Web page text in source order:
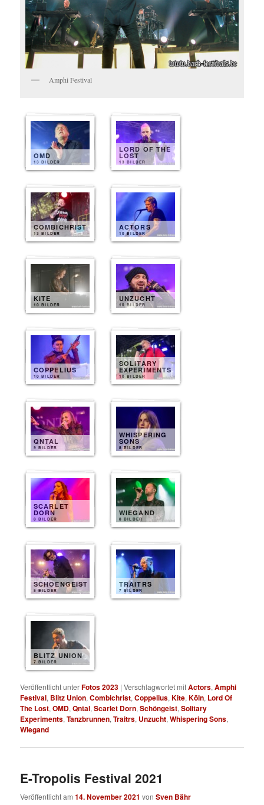
Amphi Festival
OMD
13 BILDER
LORD OF THE
LOST
13 BILDER
COMBICHRIST
13 BILDER
ACTORS
10 BILDER
KITE
10 BILDER
UNZUCHT
10 BILDER
COPPELIUS
10 BILDER
SOLITARY
EXPERIMENTS
10 BILDER
QNTAL
9 BILDER
WHISPERING
SONS
8 BILDER
SCARLET
DORN
8 BILDER
WIEGAND
8 BILDER
SCHOENGEIST
8 BILDER
TRAITRS
7 BILDER
BLITZ UNION
7 BILDER
Veröffentlicht unterFotos 2023 |Verschlagwortet mitActors,Amphi
Festival, Blitz Union,Combichrist,Coppelius,Kite,Köln, Lord Of
The Lost,OMD,Qntal,Scarlet Dorn,Schöngeist,Solitary
Experiments,Tanzbrunnen,Traitrs, Unzucht,Whispering Sons,
Wiegand
E-Tropolis Festival 2021
Veröffentlicht am14. November 2021 vonSven Bähr